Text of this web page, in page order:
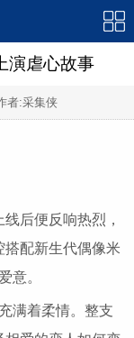
演虐心故事
者:采集侠
后便反响热烈，
搭配新生代偶像米
意。
满着柔情。整支